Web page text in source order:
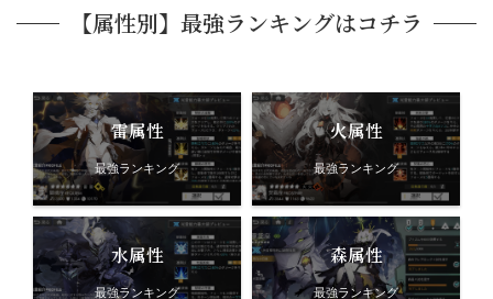
【属性別】最強ランキングはコチラ
雷属性
最強ランキング
火属性
最強ランキング
水属性
最強ランキング
森属性
最強ランキング